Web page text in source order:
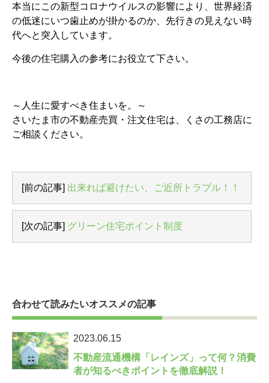
本当にこの新型コロナウイルスの影響により、世界経済
の低迷にいつ歯止めが掛かるのか、先行きの見えない時
代へと突入しています。
今後の住宅購入の参考にお役立て下さい。
～人生に愛すべき住まいを。～
さいたま市の不動産売買・注文住宅は、くさの工務店に
ご相談ください。
[前の記事] 出来れば避けたい、ご近所トラブル！！
[次の記事] グリーン住宅ポイント制度
合わせて読みたいオススメの記事
2023.06.15
不動産流通機構「レインズ」って何？消費
者が知るべきポイントを徹底解説！